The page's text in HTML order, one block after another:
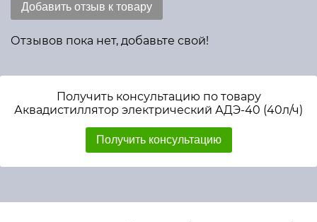
Добавить отзыв к товару
Отзывов пока нет, добавьте свой!
Получить консультацию по товару
Аквадистиллятор электрический АДЭ-40 (40л/ч)
Получить консультацию